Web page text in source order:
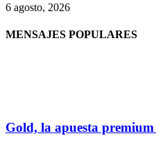
6 agosto, 2026
MENSAJES POPULARES
Gold, la apuesta